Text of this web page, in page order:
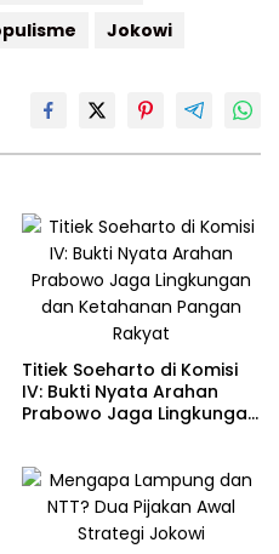
Jokowi
Titiek Soeharto di Komisi
IV: Bukti Nyata Arahan
Prabowo Jaga Lingkungan